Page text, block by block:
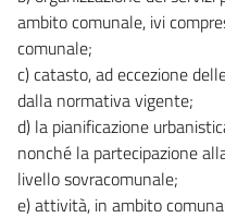
Efficientamento,
misure di razionalizzazione
nonchè misure di
23 bis
23 ter
23 quater
ambito comunale, ivi
comunale;
c) catasto, ad eccezione
dalla normativa vigente;
d) la pianificazione
nonché la partecipazione
livello sovracomunale;
e) attività, in ambito